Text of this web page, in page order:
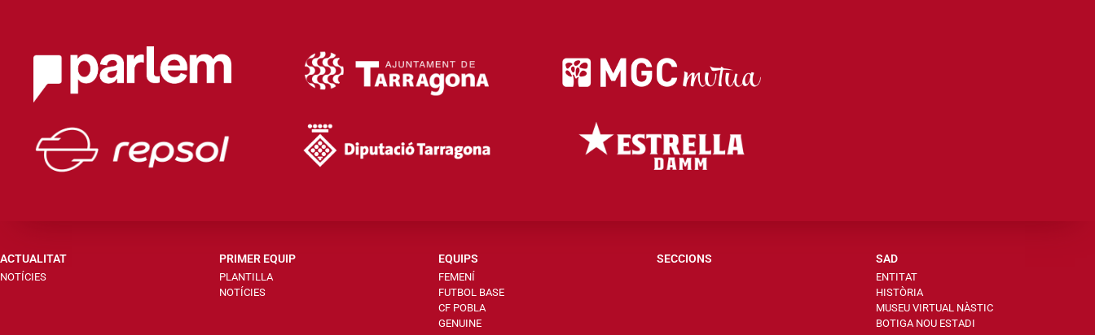
ACTUALITAT
NOTÍCIES
PRIMER EQUIP
PLANTILLA
NOTÍCIES
EQUIPS
FEMENÍ
FUTBOL BASE
CF POBLA
GENUINE
SECCIONS SAD
ENTITAT
HISTÒRIA
MUSEU VIRTUAL NÀSTIC
BOTIGA NOU ESTADI